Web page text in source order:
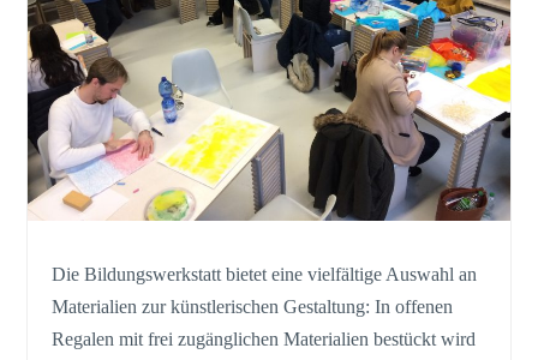
Die Bildungswerkstatt bietet eine vielfältige Auswahl an
Materialien zur künstlerischen Gestaltung: In offenen
Regalen mit frei zugänglichen Materialien bestückt wird